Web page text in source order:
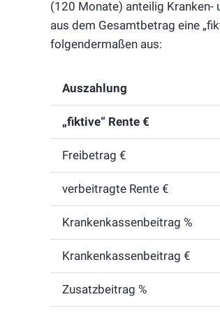
(120 Monate) anteilig
aus dem Gesamtbetrag eine
folgendermaßen aus:
Auszahlung
„fiktive“ Rente €
Freibetrag €
verbeitragte Rente €
Krankenkassenbeitrag %
Krankenkassenbeitrag €
Zusatzbeitrag %